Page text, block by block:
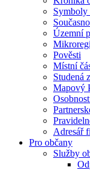
Symboly
Územní
Pověsti
Místní
Studená
Mapový
Adresář
Pro občany
Služby